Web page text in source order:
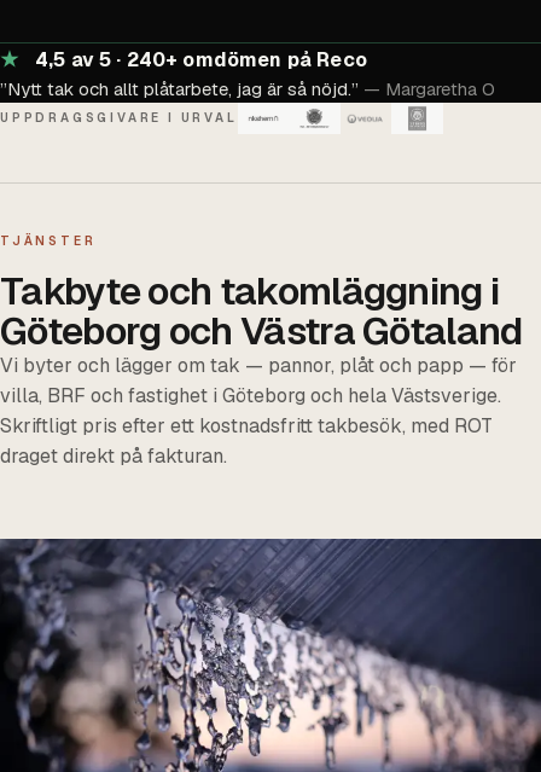
★ 4,5 av 5 · 240+ omdömen på Reco
”Nytt tak och allt plåtarbete, jag är så nöjd.” — Margaretha O
UPPDRAGSGIVARE I URVAL
TJÄNSTER
Takbyte och takomläggning i
Göteborg och Västra Götaland
Vi byter och lägger om tak — pannor, plåt och papp — för
villa, BRF och fastighet i Göteborg och hela Västsverige.
Skriftligt pris efter ett kostnadsfritt takbesök, med ROT
draget direkt på fakturan.